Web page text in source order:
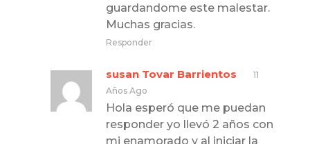
guardandome este malestar.
Muchas gracias.
Responder
susan Tovar Barrientos
11
Años Ago
Hola esperó que me puedan
responder yo llevó 2 años con
mi enamorado y al iniciar la